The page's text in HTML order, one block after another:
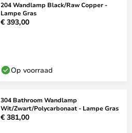
204 Wandlamp Black/Raw Copper -
Lampe Gras
€ 393,00
Op voorraad
304 Bathroom Wandlamp
Wit/Zwart/Polycarbonaat - Lampe Gras
€ 381,00